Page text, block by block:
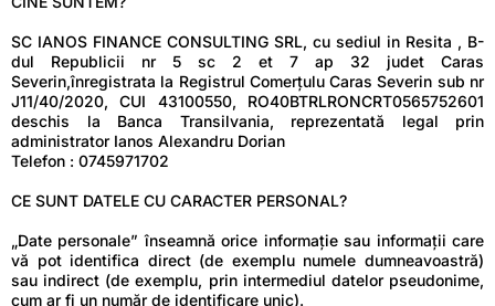
SC IANOS FINANCE CONSULTING SRL, cu sediul in Resita , B-
dul Republicii nr 5 sc 2 et 7 ap 32 judet Caras
Severin,înregistrata la Registrul Comerţulu Caras Severin sub nr
J11/40/2020, CUI 43100550, RO40BTRLRONCRT0565752601
deschis la Banca Transilvania, reprezentată legal prin
administrator Ianos Alexandru Dorian
Telefon : 0745971702
CE SUNT DATELE CU CARACTER PERSONAL?
„Date personale” înseamnă orice informație sau informații care
vă pot identifica direct (de exemplu numele dumneavoastră)
sau indirect (de exemplu, prin intermediul datelor pseudonime,
cum ar fi un număr de identificare unic).